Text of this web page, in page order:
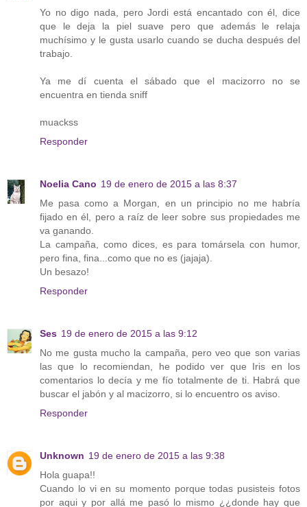
Yo no digo nada, pero Jordi está encantado con él, dice
que le deja la piel suave pero que además le relaja
muchísimo y le gusta usarlo cuando se ducha después del
trabajo.
Ya me dí cuenta el sábado que el macizorro no se
encuentra en tienda sniff
muackss
Responder
Noelia Cano 19 de enero de 2015 a las 8:37
Me pasa como a Morgan, en un principio no me habría
fijado en él, pero a raíz de leer sobre sus propiedades me
va ganando.
La campaña, como dices, es para tomársela con humor,
pero fina, fina...como que no es (jajaja).
Un besazo!
Responder
Ses 19 de enero de 2015 a las 9:12
No me gusta mucho la campaña, pero veo que son varias
las que lo recomiendan, he podido ver que Iris en los
comentarios lo decía y me fío totalmente de ti. Habrá que
buscar el jabón y al macizorro, si lo encuentro os aviso.
Responder
Unknown 19 de enero de 2015 a las 9:38
Hola guapa!!
Cuando lo vi en su momento porque todas pusisteis fotos
por aqui y por allá me pasó lo mismo ¿¿donde hay que